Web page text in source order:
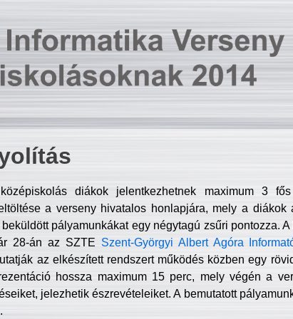
diákok jelentkezhetnek maximum 3
a verseny hivatalos honlapjára, mely a
beküldött pályamunkákat egy négytagú zsűri pontozza.
28-án az SZTE Szent-Györgyi Albert Agóra
az elkészített rendszert működés közben egy
hossza maximum 15 perc, mely végén a
jelezhetik észrevételeiket. A bemutatott